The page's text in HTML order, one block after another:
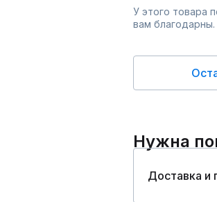
У этого товара
вам благодарны.
Нужна
Доставка и